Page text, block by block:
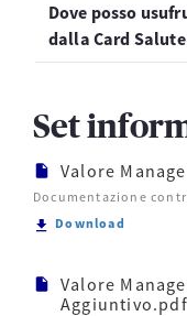
Dove posso
dalla Card Salute
Set
Valore
Documentazione
Download
Valore
Aggiuntivo.pdf